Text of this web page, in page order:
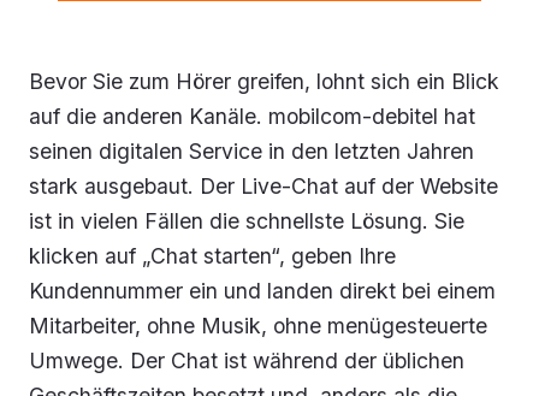
Bevor Sie zum Hörer greifen, lohnt sich ein Blick
auf die anderen Kanäle. mobilcom-debitel hat
seinen digitalen Service in den letzten Jahren
stark ausgebaut. Der Live-Chat auf der Website
ist in vielen Fällen die schnellste Lösung. Sie
klicken auf „Chat starten“, geben Ihre
Kundennummer ein und landen direkt bei einem
Mitarbeiter, ohne Musik, ohne menügesteuerte
Umwege. Der Chat ist während der üblichen